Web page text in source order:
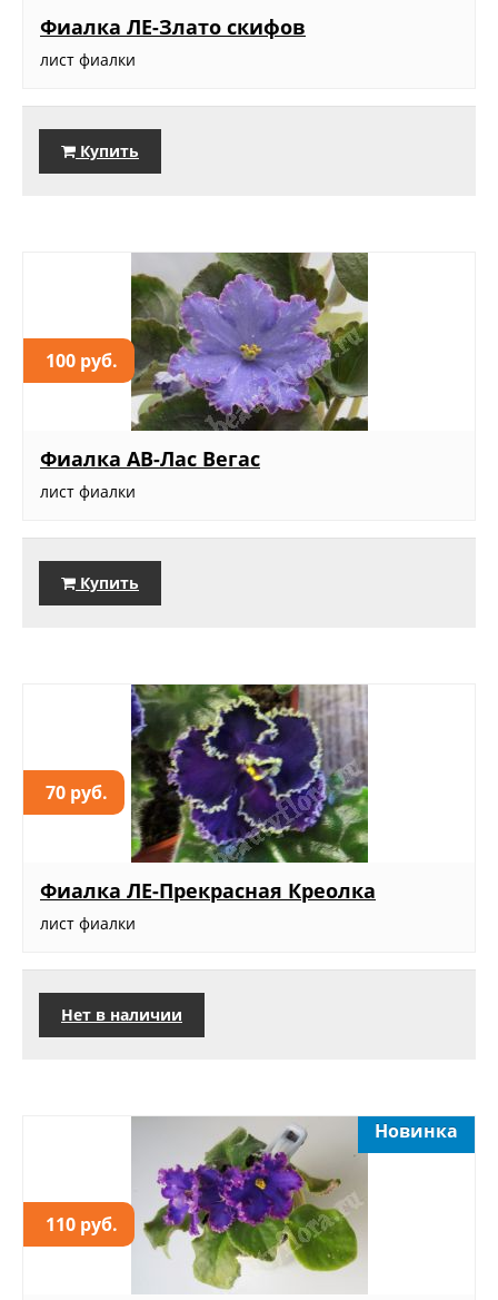
Фиалка ЛЕ-Злато скифов
лист фиалки
Купить
100 руб.
Фиалка АВ-Лас Вегас
лист фиалки
Купить
70 руб.
Фиалка ЛЕ-Прекрасная Креолка
лист фиалки
Нет в наличии
110 руб.
Новинка